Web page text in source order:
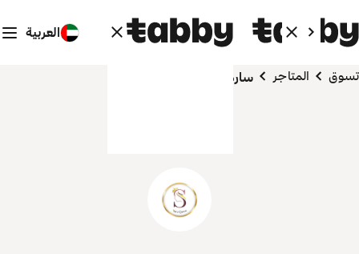
العربية
تسوق المتاجر سارة كوين